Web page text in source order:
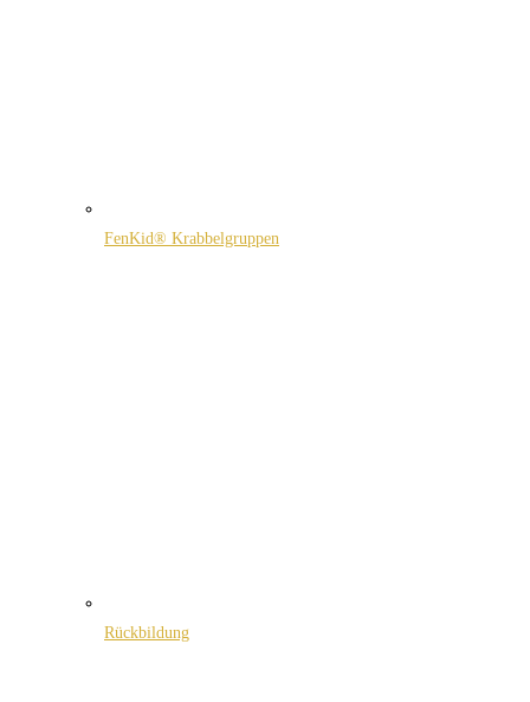
FenKid® Krabbelgruppen
Rückbildung